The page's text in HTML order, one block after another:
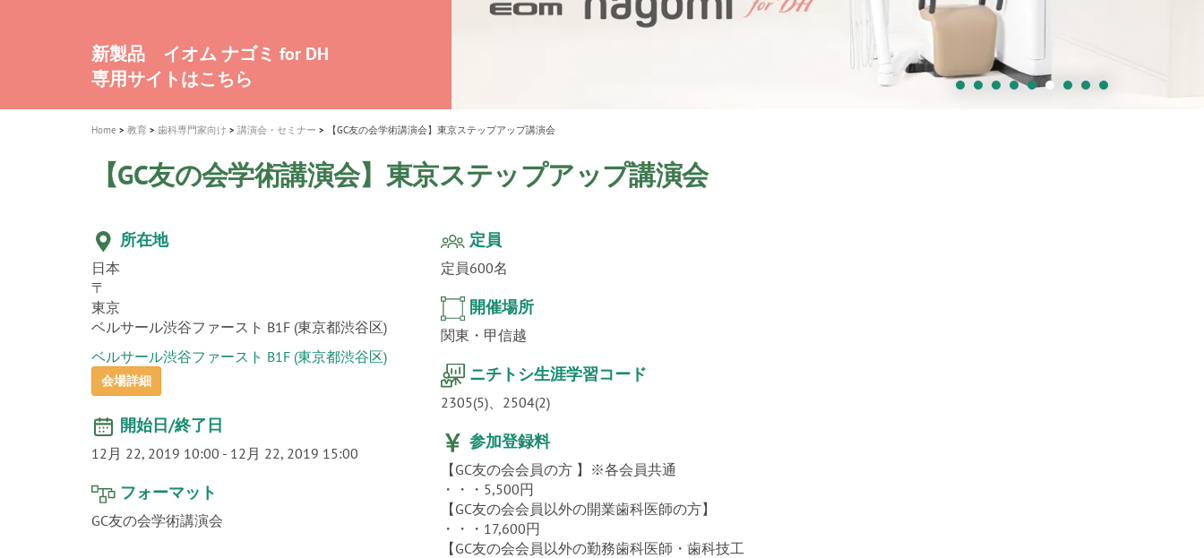
i
o
n
A healthy smile greatly contributes to your
quality of life
新発売 エバーエックス フロー
製品の詳細情報はこちら
「セラスマート テクノロジーブック」公
開
「イニシャル LiSi（リジ）ブロック テクノ
ロジーブック」公開
歯を内部まで白くする
医療ホワイトニング ティオン®
新製品 イオム ナゴミ for DH
専用サイトはこちら
新製品バキュクレーブ 118 / 318 Prime
製品の詳細情報はこちら
インプラント Aadva®
ショートインプラント新発売
GCグループ企業
Home 教育 歯科専門家向け 講演会・セミナー 【GC友の会学術講演会】東京ステップアップ講演会
【GC友の会学術講演会】東京ステップアップ講演会
所在地
日本
〒
東京
ベルサール渋谷ファースト B1F (東京都渋谷区)
ベルサール渋谷ファースト B1F (東京都渋谷区)
会場詳細
開始日/終了日
12月 22, 2019 10:00 - 12月 22, 2019 15:00
フォーマット
GC友の会学術講演会
定員
定員600名
開催場所
関東・甲信越
ニチトシ生涯学習コード
2305(5)、2504(2)
参加登録料
【GC友の会会員の方 】※各会員共通
・・・5,500円
【GC友の会会員以外の開業歯科医師の方】
・・・17,600円
【GC友の会会員以外の勤務歯科医師・歯科技工